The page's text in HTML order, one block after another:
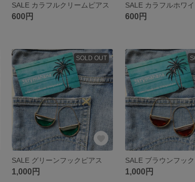
SALE カラフルクリームピアス
600円
SALE カラフルホワ
600円
SOLD OUT
SALE グリーンフックピアス
1,000円
SALE ブラウンフッ
1,000円